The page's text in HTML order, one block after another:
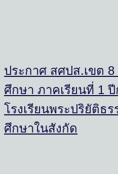
ประกาศ สศปส.เขต 8
ศึกษา ภาคเรียนที่ 1
โรงเรียนพระปริยัติธ
ศึกษาในสังกัด